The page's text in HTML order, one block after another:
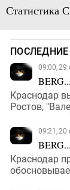
Статистика
09:00, 29
Краснодар
Ростов,
09:21, 20
Краснодар